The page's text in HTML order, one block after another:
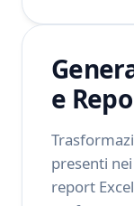
e
presenti
report